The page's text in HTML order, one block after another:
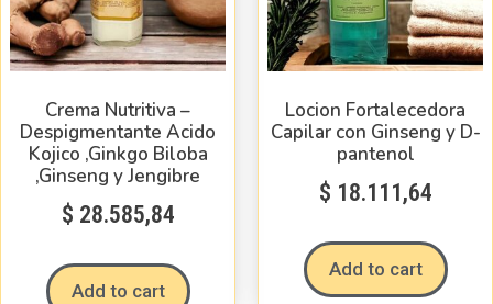
Crema Nutritiva –
Despigmentante Acido
Kojico ,Ginkgo Biloba
,Ginseng y Jengibre
$ 28.585,84
Add to cart
Locion Fortalecedora
Capilar con Ginseng y D-
pantenol
$ 18.111,64
Add to cart